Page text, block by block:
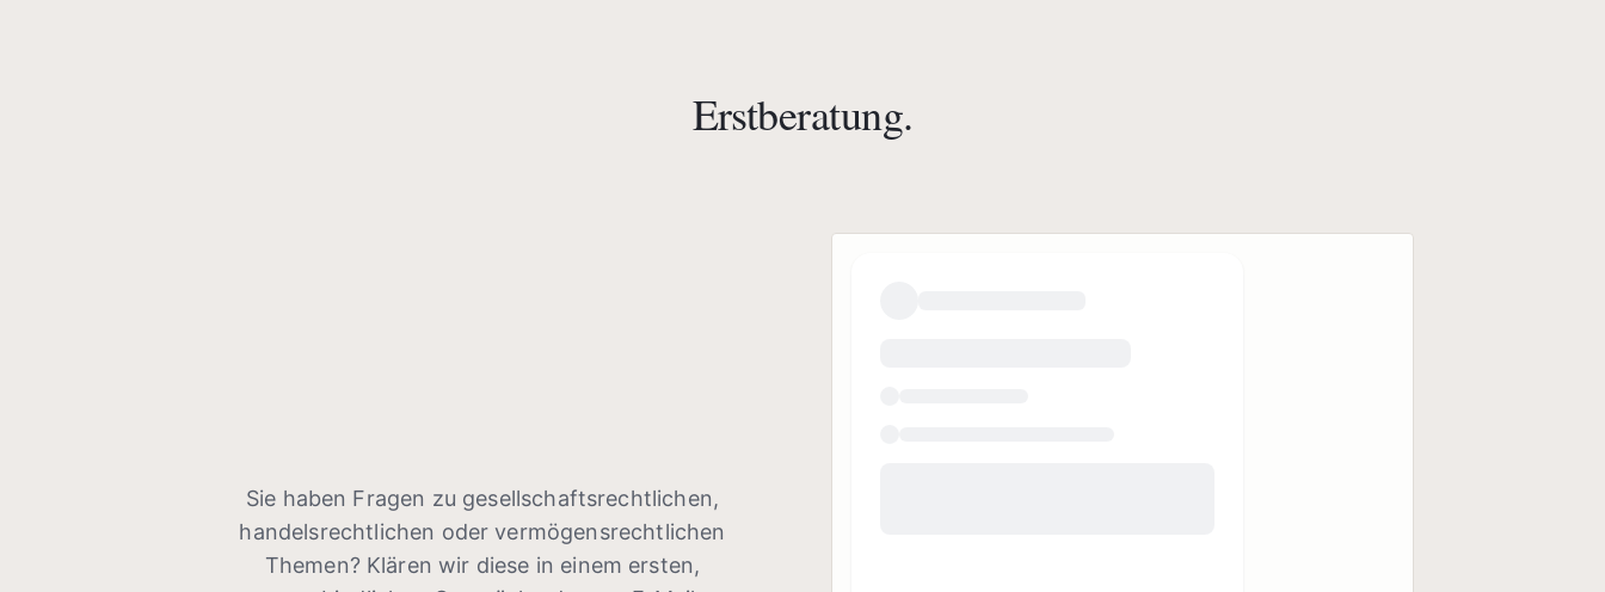
Erstberatung.
Sie haben Fragen zu gesellschaftsrechtlichen,
handelsrechtlichen oder vermögensrechtlichen
Themen? Klären wir diese in einem ersten,